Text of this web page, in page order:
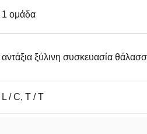
1 ομάδα
αντάξια ξύλινη συσκευασία
L / C, T / T